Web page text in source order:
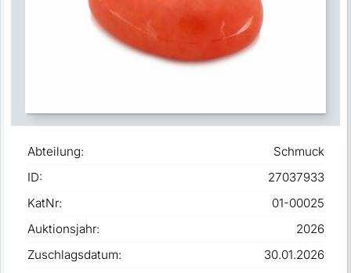
Abteilung:
Schmuck
ID:
27037933
KatNr:
01-00025
Auktionsjahr:
2026
Zuschlagsdatum:
30.01.2026